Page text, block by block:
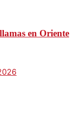
en Oriente